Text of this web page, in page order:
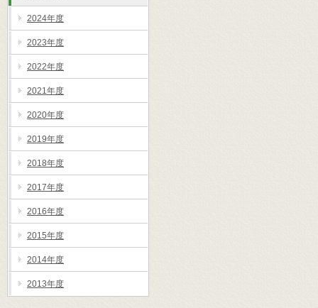
2024年度
2023年度
2022年度
2021年度
2020年度
2019年度
2018年度
2017年度
2016年度
2015年度
2014年度
2013年度